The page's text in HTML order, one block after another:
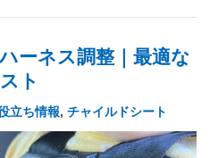
ーネス調整｜最適な
ト
立ち情報, チャイルドシート